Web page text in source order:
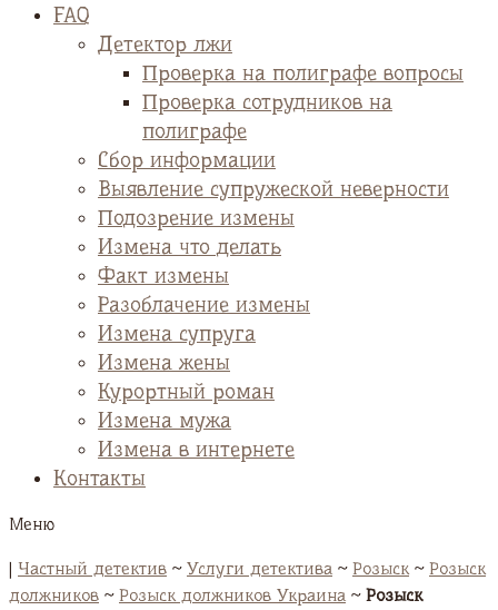
FAQ
Детектор лжи
Проверка на полиграфе вопросы
Проверка сотрудников на
полиграфе
Сбор информации
Выявление супружеской неверности
Подозрение измены
Измена что делать
Факт измены
Разоблачение измены
Измена супруга
Измена жены
Курортный роман
Измена мужа
Измена в интернете
Контакты
Меню
| Частный детектив ~ Услуги детектива ~ Розыск~ Розыск
должников ~ Розыск должников Украина ~ Розыск